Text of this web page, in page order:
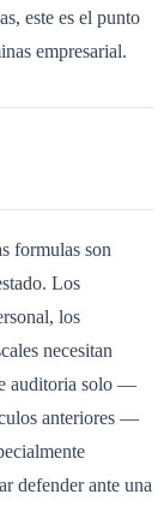
este es el punto
empresarial.
formulas son
Los
los
necesitan
auditoria solo —
anteriores —
defender ante una